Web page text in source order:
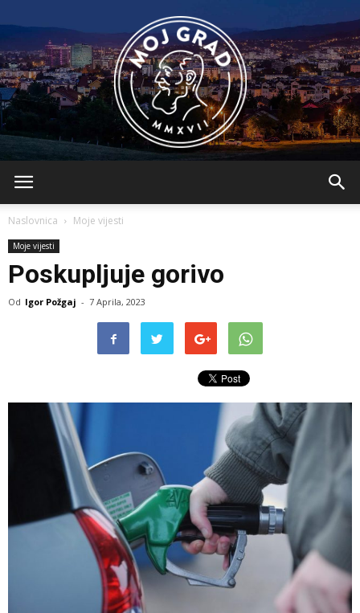
Naslovnica Moje vijesti
Moje vijesti
Poskupljuje gorivo
Od Igor Požgaj - 7 Aprila, 2023